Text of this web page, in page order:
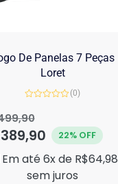
De Panelas 7 Peças
Loret
0
de
(0)
389,90 22% OFF
Em até 6x de R$64,98
sem juros